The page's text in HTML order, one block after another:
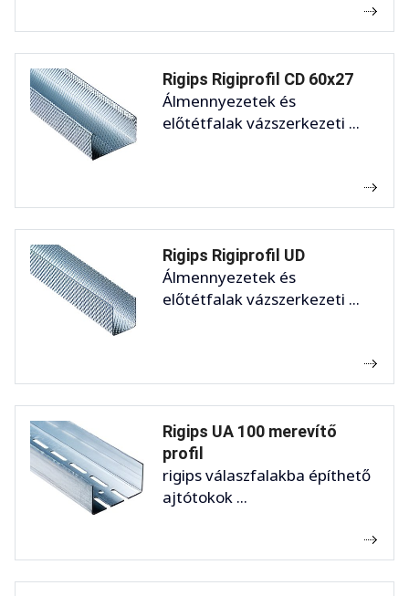
Rigips Rigiprofil CD 60x27
Álmennyezetek és
előtétfalak vázszerkezeti ...
Rigips Rigiprofil UD
Álmennyezetek és
előtétfalak vázszerkezeti ...
Rigips UA 100 merevítő
profil
rigips válaszfalakba építhető
ajtótokok ...